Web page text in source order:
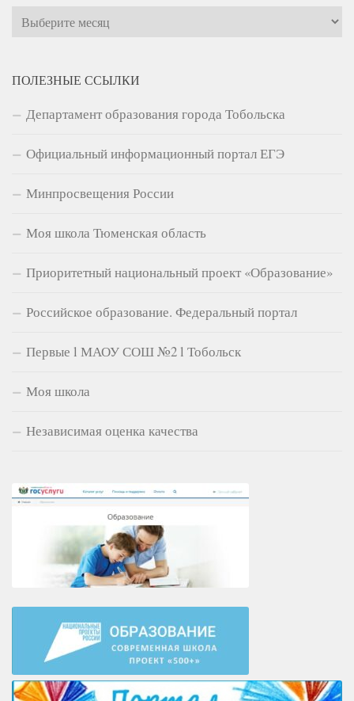
Архивы
ПОЛЕЗНЫЕ ССЫЛКИ
Департамент образования города Тобольска
Официальный информационный портал ЕГЭ
Минпросвещения России
Моя школа Тюменская область
Приоритетный национальный проект «Образование»
Российское образование. Федеральный портал
Первые l МАОУ СОШ №2 l Тобольск
Моя школа
Независимая оценка качества